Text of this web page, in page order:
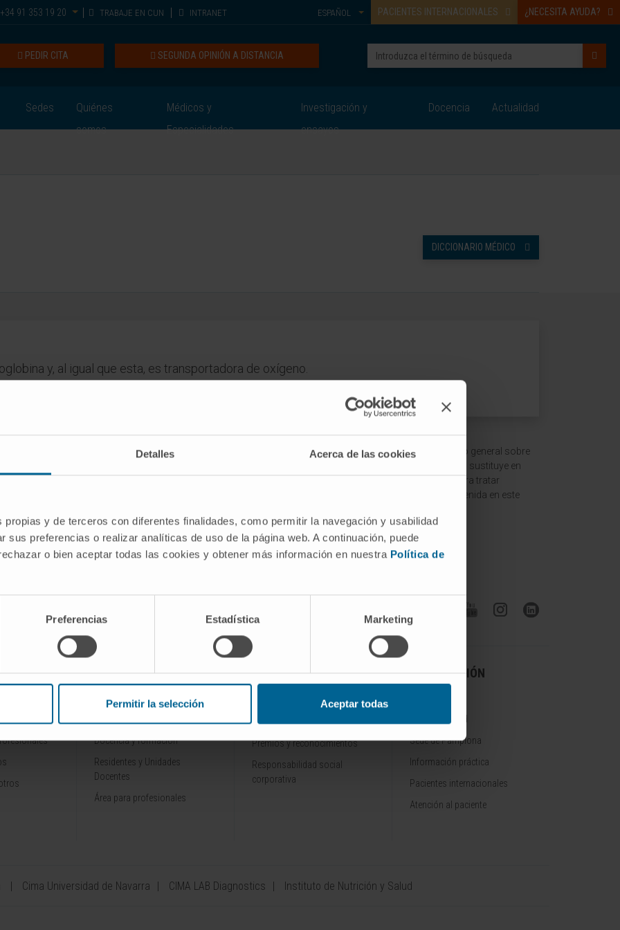
Detalles Acerca de las cookies
propias y de terceros con diferentes finalidades, como permitir la navegación y usabilidad
sus preferencias o realizar analíticas de uso de la página web. A continuación, puede
o bien aceptar todas las cookies y obtener más información en nuestra Política de
Preferencias Estadística Marketing
Permitir la selección Aceptar todas
+34 91 353 19 20 TRABAJE EN CUN INTRANET PACIENTES INTERNACIONALES ¿NECESITA AYUDA?
ESPAÑOL
SEGUNDA OPINIÓN A DISTANCIA
PEDIR CITA
Sedes
Quiénes
somos
Médicos y
Especialidades
Investigación y
ensayos
Docencia Actualidad
DICCIONARIO MÉDICO
y, al igual que esta, es transportadora de oxígeno.
de la Clínica Universidad de Navarra tiene como objetivo principal ofrecer un contexto y entendimiento general sobre
única para tomar decisiones relacionadas con la salud. Esta información es meramente informativa y no sustituye en
de profesionales de la salud. Siempre es esencial consultar a un médico o especialista para tratar
de Navarra no se responsabiliza por el uso inapropiado o la interpretación de la información contenida en este
INVESTIGACIÓN Y
Docencia y formación
Residentes y Unidades
Docentes
Área para profesionales
CONOZCA LA CLÍNICA
Tecnología
Premios y reconocimientos
Responsabilidad social
corporativa
INFORMACIÓN
Sede de Pamplona
Información práctica
Pacientes internacionales
Atención al paciente
Cima Universidad de Navarra CIMA LAB Diagnostics Instituto de Nutrición y Salud